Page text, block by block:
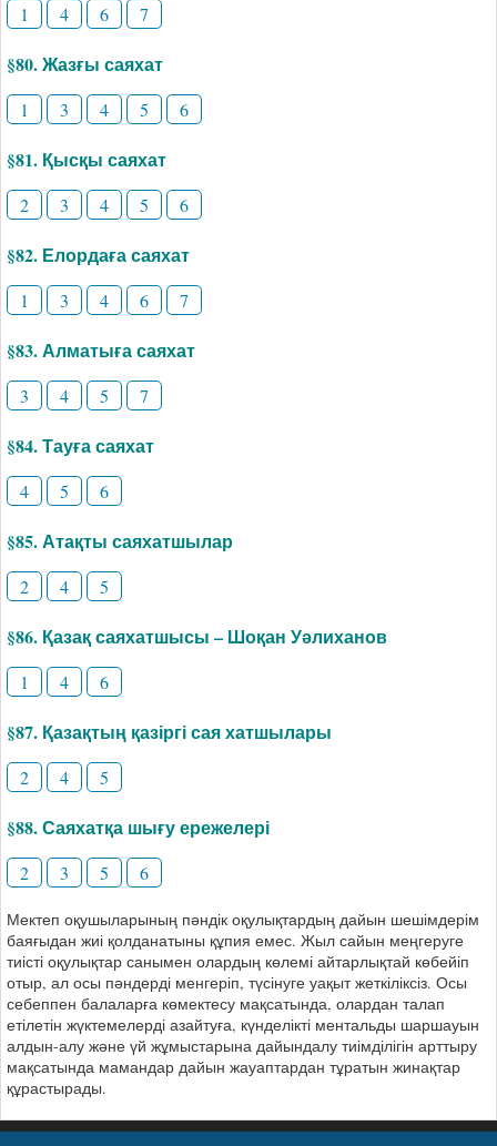
1 4 6 7
§80. Жазғы саяхат
1 3 4 5 6
§81. Қысқы саяхат
2 3 4 5 6
§82. Елордаға саяхат
1 3 4 6 7
§83. Алматыға саяхат
3 4 5 7
§84. Тауға саяхат
4 5 6
§85. Атақты саяхатшылар
2 4 5
§86. Қазақ саяхатшысы – Шоқан Уәлиханов
1 4 6
§87. Қазақтың қазіргі сая хатшылары
2 4 5
§88. Саяхатқа шығу ережелері
2 3 5 6
Мектеп оқушыларының пәндік оқулықтардың дайын шешімдерім
баяғыдан жиі қолданатыны құпия емес. Жыл сайын меңгеруге
тиісті оқулықтар санымен олардың көлемі айтарлықтай көбейіп
отыр, ал осы пәндерді менгеріп, түсінуге уақыт жеткіліксіз. Осы
себеппен балаларға көмектесу мақсатында, олардан талап
етілетін жүктемелерді азайтуға, күнделікті ментальды шаршауын
алдын-алу және үй жұмыстарына дайындалу тиімділігін арттыру
мақсатында мамандар дайын жауаптардан тұратын жинақтар
құрастырады.